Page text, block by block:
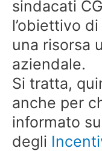
sindacati
l’obiettivo
una risorsa
aziendale.
Si tratta,
anche per
informato
degli